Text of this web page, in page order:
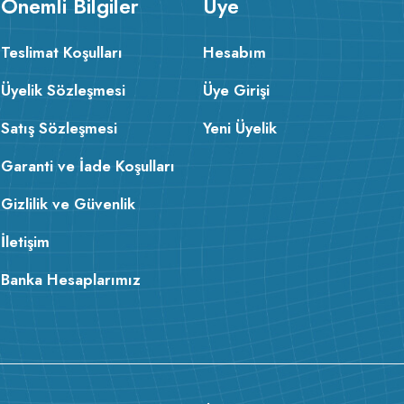
Teslimat Koşulları
Üyelik Sözleşmesi
Satış Sözleşmesi
Garanti ve İade Koşulları
Gizlilik ve Güvenlik
İletişim
Banka Hesaplarımız
Hesabım
Üye Girişi
Yeni Üyelik